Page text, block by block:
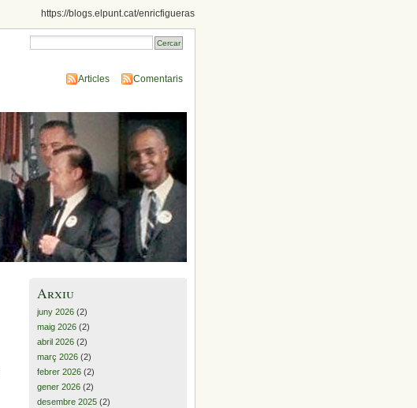
https://blogs.elpunt.cat/enricfigueras
Articles Comentaris
Arxiu
juny 2026 (2)
maig 2026 (2)
abril 2026 (2)
març 2026 (2)
febrer 2026 (2)
gener 2026 (2)
desembre 2025 (2)